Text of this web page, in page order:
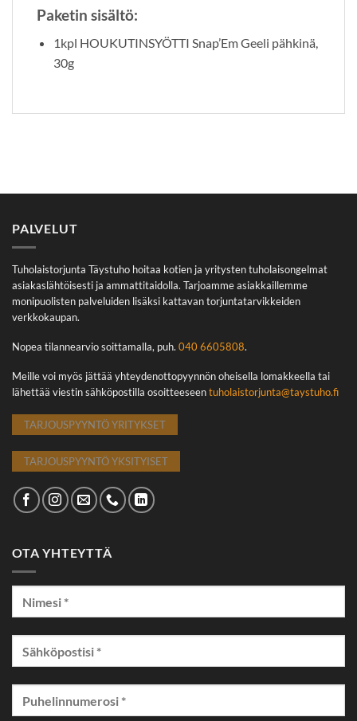
Paketin sisältö:
1kpl HOUKUTINSYÖTTI Snap’Em Geeli pähkinä,
30g
PALVELUT
Tuholaistorjunta Täystuho hoitaa kotien ja yritysten tuholaisongelmat
asiakaslähtöisesti ja ammattitaidolla. Tarjoamme asiakkaillemme
monipuolisten palveluiden lisäksi kattavan torjuntatarvikkeiden
verkkokaupan.
Nopea tilannearvio soittamalla, puh. 040 6605808.
Meille voi myös jättää yhteydenottopyynnön oheisella lomakkeella tai
lähettää viestin sähköpostilla osoitteeseentuholaistorjunta@taystuho.fi
TARJOUSPYYNTÖ YRITYKSET
TARJOUSPYYNTÖ YKSITYISET
OTA YHTEYTTÄ